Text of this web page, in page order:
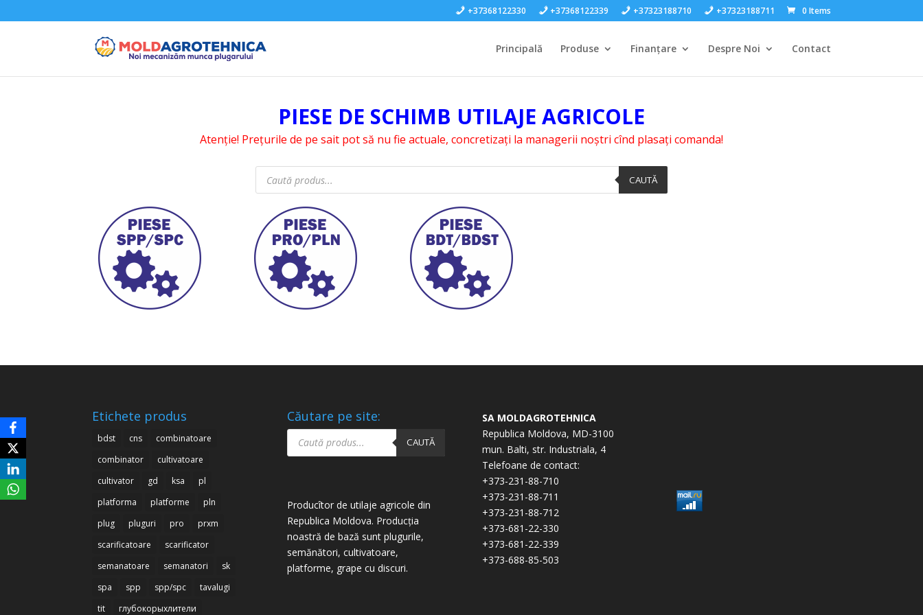
+37368122330 +37368122339 +37323188710 +37323188711 0 Items
Principală Produse Finanțare Despre Noi Contact
PIESE DE SCHIMB UTILAJE AGRICOLE
Atenție! Prețurile de pe sait pot să nu fie actuale, concretizați la managerii noștri cînd plasați comanda!
Products
search CAUTĂ
Etichete produs
bdst cns
combinatoare
combinator
cultivatoare
cultivator
gd ksa
pl
platforma
platforme
pln
plug
pluguri pro
prxm
scarificatoare
scarificator
semanatoare
semanatori
sk
spa
spp spp/spc
tavalugi
tit
глубокорыхлители
Căutare pe site:
Products
search CAUTĂ
Producîtor de utilaje agricole din
Republica Moldova. Producția
noastră de bază sunt plugurile,
semănători, cultivatoare,
platforme, grape cu discuri.
SA MOLDAGROTEHNICA
Republica Moldova, MD-3100
mun. Balti, str. Industriala, 4
Telefoane de contact:
+373-231-88-710
+373-231-88-711
+373-231-88-712
+373-681-22-330
+373-681-22-339
+373-688-85-503